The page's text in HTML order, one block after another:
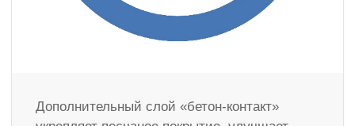
Дополнительный слой «бетон-контакт»